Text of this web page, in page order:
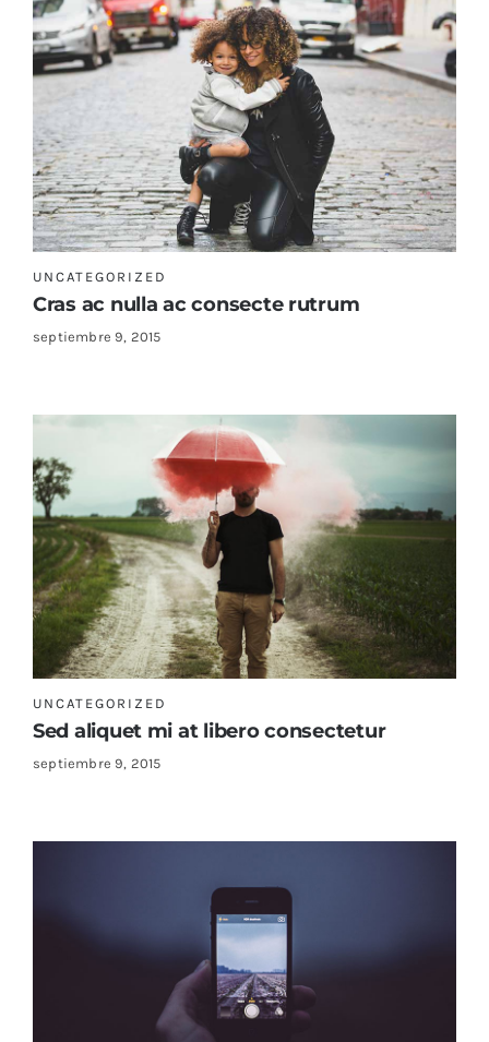
UNCATEGORIZED
Cras ac nulla ac consecte rutrum
septiembre 9, 2015
UNCATEGORIZED
Sed aliquet mi at libero consectetur
septiembre 9, 2015